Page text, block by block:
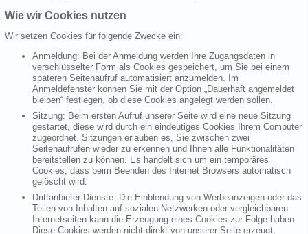
Wie wir Cookies nutzen
Wir setzen Cookies für folgende Zwecke ein:
Anmeldung: Bei der Anmeldung werden Ihre Zugangsdaten in
verschlüsselter Form als Cookies gespeichert, um Sie bei einem
späteren Seitenaufruf automatisiert anzumelden. Im
Anmeldefenster können Sie mit der Option „Dauerhaft angemeldet
bleiben“ festlegen, ob diese Cookies angelegt werden sollen.
Sitzung: Beim ersten Aufruf unserer Seite wird eine neue Sitzung
gestartet, diese wird durch ein eindeutiges Cookies Ihrem Computer
zugeordnet. Sitzungen erlauben es, Sie zwischen zwei
Seitenaufrufen wieder zu erkennen und Ihnen alle Funktionalitäten
bereitstellen zu können. Es handelt sich um ein temporäres
Cookies, dass beim Beenden des Internet Browsers automatisch
gelöscht wird.
Drittanbieter-Dienste: Die Einblendung von Werbeanzeigen oder das
Teilen von Inhalten auf sozialen Netzwerken oder vergleichbaren
Internetseiten kann die Erzeugung eines Cookies zur Folge haben.
Diese Cookies werden nicht direkt von unserer Seite erzeugt,